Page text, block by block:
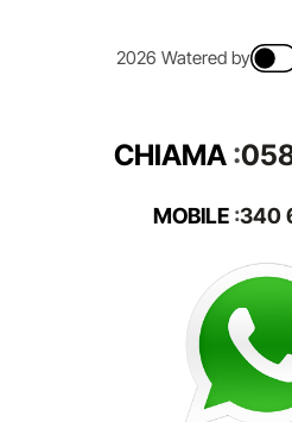
2026 Watered by
CHIAMA :
MOBILE:340